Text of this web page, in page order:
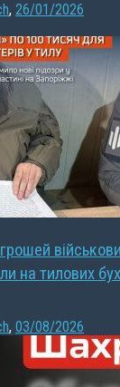
, 26/01/2026
на тилових
, 03/08/2026